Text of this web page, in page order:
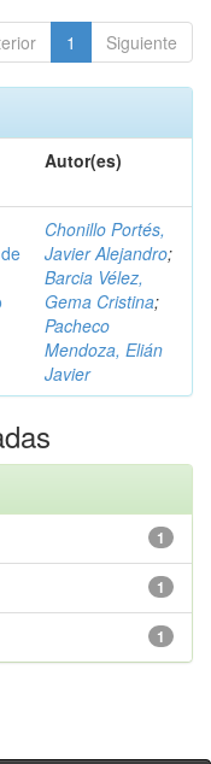
1 Siguiente
Autor(es)
Chonillo Portés,
Javier Alejandro;
Barcia Vélez,
Gema Cristina;
Pacheco
Mendoza, Elián
Javier
1
1
1